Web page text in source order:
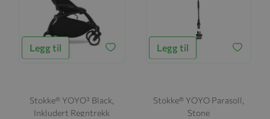
Legg til
Stokke® YOYO³ Black,
Inkludert Regntrekk
Legg til
Stokke® YOYO Parasoll,
Stone